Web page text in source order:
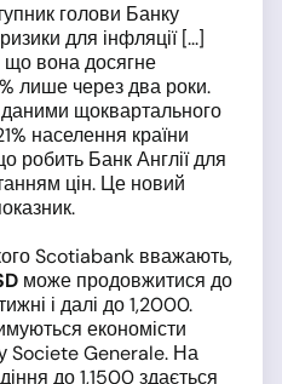
голови Банку
для інфляції [...]
що вона досягне
лише через два роки.
даними щоквартального
населення країни
робить Банк Англії для
цін. Це новий
Scotiabank вважають,
може продовжитися до
і далі до 1,2000.
економісти
Societe Generale. На
до 1,1500 здається